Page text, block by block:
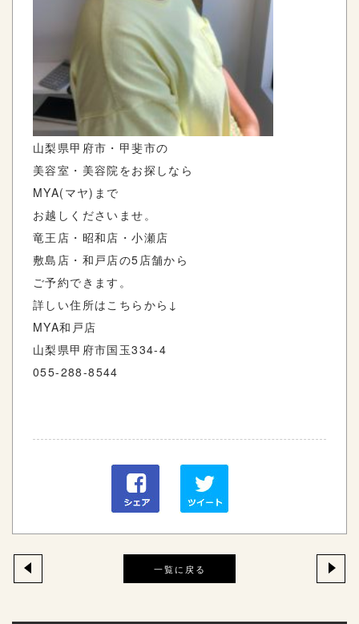
山梨県甲府市・甲斐市の
美容室・美容院をお探しなら
MYA(マヤ)まで
お越しくださいませ。
竜王店・昭和店・小瀬店
敷島店・和戸店の5店舗から
ご予約できます。
詳しい住所はこちらから↓
MYA和戸店
山梨県甲府市国玉334-4
055-288-8544
一覧に戻る